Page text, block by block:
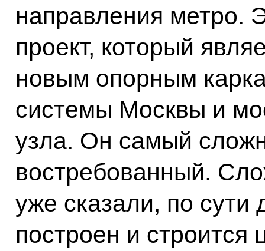
направления метро.
проект, который
новым опорным
системы Москвы и
узла. Он самый
востребованный.
уже сказали, по сути
построен и